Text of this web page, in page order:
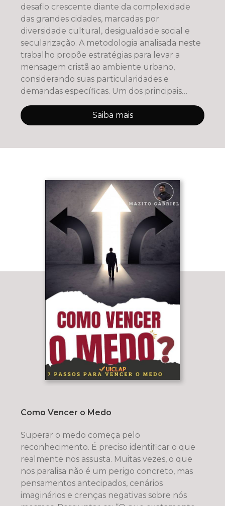
desafio crescente diante da complexidade
das grandes cidades, marcadas por
diversidade cultural, desigualdade social e
secularização. A metodologia analisada neste
trabalho propõe estratégias para levar a
mensagem cristã ao ambiente urbano,
considerando suas particularidades e
demandas específicas. Um dos principais
mérit
Saiba mais
Como Vencer o Medo
Superar o medo começa pelo
reconhecimento. É preciso identificar o que
realmente nos assusta. Muitas vezes, o que
nos paralisa não é um perigo concreto, mas
pensamentos antecipados, cenários
imaginários e crenças negativas sobre nós